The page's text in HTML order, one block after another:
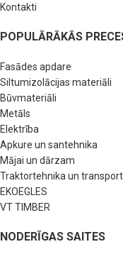
Kontakti
POPULĀRĀKĀS
Fasādes apdare
Siltumizolācijas materiāli
Būvmateriāli
Metāls
Elektrība
Apkure un santehnika
Mājai un dārzam
Traktortehnika un
EKOEGLES
VT TIMBER
NODERĪGAS SAITES